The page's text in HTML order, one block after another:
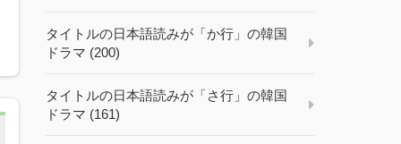
タイトルの日本語読みが「か行」の韓国
ドラマ (200)
タイトルの日本語読みが「さ行」の韓国
ドラマ (161)